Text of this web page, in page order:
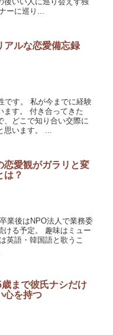
ーに巡り...
アルな恋愛備忘録
です。 私が今までに経験
ます。 付き合ってきた
、どこで知り合い交際に
思います。 ...
恋愛観がガラリと変
は？
業後はNPO法人で業務委
ける予定。 趣味はミュー
英語・韓国語と歌うこ
まで彼氏ナシだけ
心を持つ